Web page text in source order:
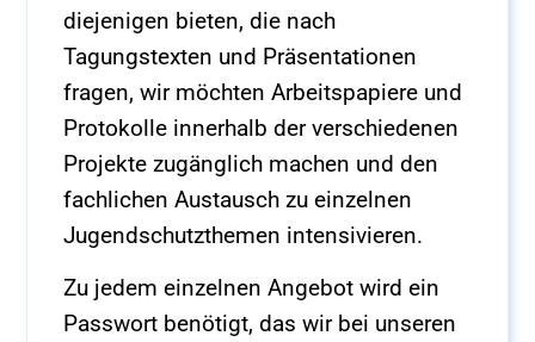
diejenigen bieten, die nach
Tagungstexten und Präsentationen
fragen, wir möchten Arbeitspapiere und
Protokolle innerhalb der verschiedenen
Projekte zugänglich machen und den
fachlichen Austausch zu einzelnen
Jugendschutzthemen intensivieren.
Zu jedem einzelnen Angebot wird ein
Passwort benötigt, das wir bei unseren